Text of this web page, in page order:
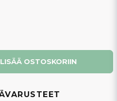
LISÄÄ OSTOSKORIIN